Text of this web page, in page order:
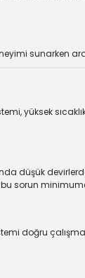
sunarken
yüksek
düşük
sorun
doğru